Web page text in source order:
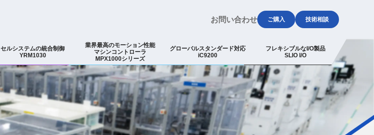
セルシステムの統合制御
YRM1030
業界最高のモーション性能
マシンコントローラ
MPX1000シリーズ
グローバルスタンダード対応
iC9200
フレキシブルなI/O製品
SLIO I/O
お問い合わせ ご購入 技術相談